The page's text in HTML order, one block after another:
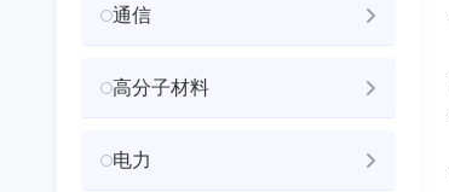
通信
高分子材料
电力